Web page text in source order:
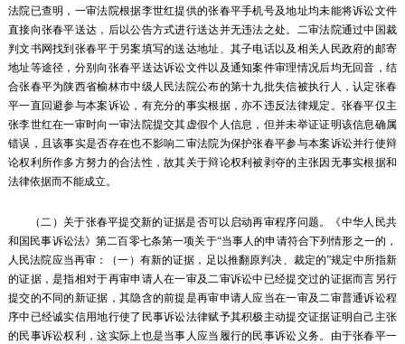
法院已查明，一审法院根据李世红提供的张春平手机号及地址均未能将诉讼文件
直接向张春平送达，后以公告方式进行送达并无违法之处。二审法院通过中国裁
判文书网找到张春平于另案填写的送达地址、其子电话以及相关人民政府的邮寄
地址等途径，分别向张春平送达诉讼文件以及通知案件审理情况后均无回音，结
合张春平为陕西省榆林市中级人民法院公布的第十九批失信被执行人，认定张春
平一直回避参与本案诉讼，有充分的事实根据，亦不违反法律规定。张春平仅主
张李世红在一审时向一审法院提交其虚假个人信息，但并未举证证明该信息确属
错误，且该事实是否存在也不影响二审法院为保护张春平参与本案诉讼并行使辩
论权利所作多方努力的合法性，故其关于辩论权利被剥夺的主张因无事实根据和
法律依据而不能成立。
（二）关于张春平提交新的证据是否可以启动再审程序问题。《中华人民共
和国民事诉讼法》第二百零七条第一项关于“当事人的申请符合下列情形之一的，
人民法院应当再审：（一）有新的证据，足以推翻原判决、裁定的”规定中所指新
的证据，是指相对于再审申请人在一审及二审诉讼中已经提交过的证据而言另行
提交的不同的新证据，其隐含的前提是再审申请人应当在一审及二审普通诉讼程
序中已经诚实信用地行使了民事诉讼法律赋予其积极主动提交证据证明自己主张
的民事诉讼权利，这实际上也是当事人应当履行的民事诉讼义务。由于张春平一